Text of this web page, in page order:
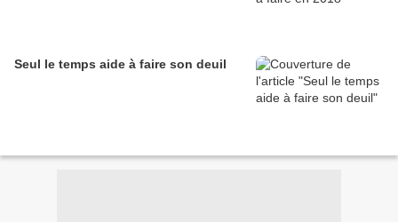
Seul le temps aide à faire son deuil